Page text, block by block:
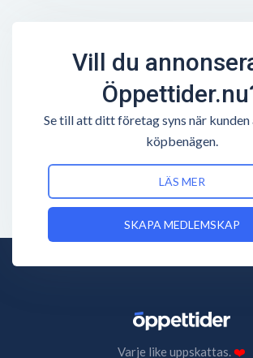
Vill du
Se till att ditt företag syns när kunden
köpbenägen.
LÄS MER
SKAPA MEDLEMSKAP
Varje like uppskattas.❤️